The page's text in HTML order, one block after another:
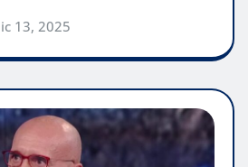
13, 2025